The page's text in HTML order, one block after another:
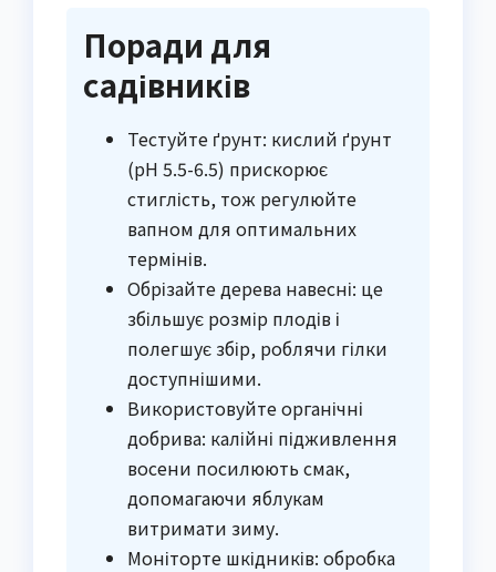
Поради для
садівників
Тестуйте ґрунт: кислий ґрунт
(pH 5.5-6.5) прискорює
стиглість, тож регулюйте
вапном для оптимальних
термінів.
Обрізайте дерева навесні: це
збільшує розмір плодів і
полегшує збір, роблячи гілки
доступнішими.
Використовуйте органічні
добрива: калійні підживлення
восени посилюють смак,
допомагаючи яблукам
витримати зиму.
Моніторте шкідників: обробка